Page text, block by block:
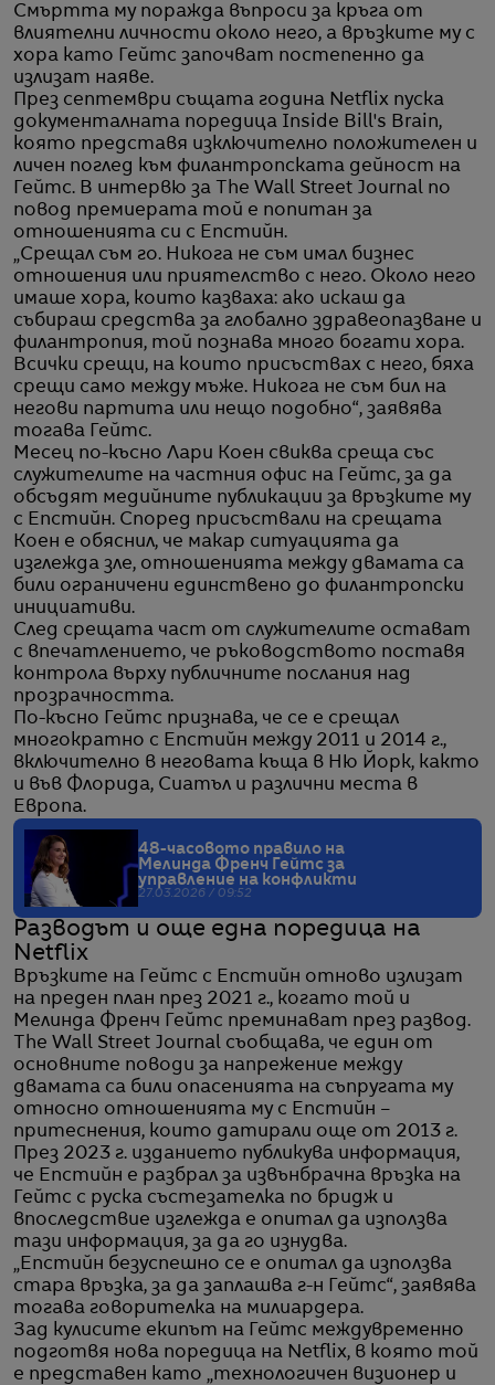
Смъртта му поражда въпроси за кръга от
влиятелни личности около него, а връзките му с
хора като Гейтс започват постепенно да
излизат наяве.
През септември същата година Netflix пуска
документалната поредица Inside Bill's Brain,
която представя изключително положителен и
личен поглед към филантропската дейност на
Гейтс. В интервю за The Wall Street Journal по
повод премиерата той е попитан за
отношенията си с Епстийн.
„Срещал съм го. Никога не съм имал бизнес
отношения или приятелство с него. Около него
имаше хора, които казваха: ако искаш да
събираш средства за глобално здравеопазване и
филантропия, той познава много богати хора.
Всички срещи, на които присъствах с него, бяха
срещи само между мъже. Никога не съм бил на
негови партита или нещо подобно“, заявява
тогава Гейтс.
Месец по-късно Лари Коен свиква среща със
служителите на частния офис на Гейтс, за да
обсъдят медийните публикации за връзките му
с Епстийн. Според присъствали на срещата
Коен е обяснил, че макар ситуацията да
изглежда зле, отношенията между двамата са
били ограничени единствено до филантропски
инициативи.
След срещата част от служителите остават
с впечатлението, че ръководството поставя
контрола върху публичните послания над
прозрачността.
По-късно Гейтс признава, че се е срещал
многократно с Епстийн между 2011 и 2014 г.,
включително в неговата къща в Ню Йорк, както
и във Флорида, Сиатъл и различни места в
Европа.
48-часовото правило на
Мелинда Френч Гейтс за
управление на конфликти
27.03.2026 / 09:52
Разводът и още една поредица на
Netflix
Връзките на Гейтс с Епстийн отново излизат
на преден план през 2021 г., когато той и
Мелинда Френч Гейтс преминават през развод.
The Wall Street Journal съобщава, че един от
основните поводи за напрежение между
двамата са били опасенията на съпругата му
относно отношенията му с Епстийн –
притеснения, които датирали още от 2013 г.
През 2023 г. изданието публикува информация,
че Епстийн е разбрал за извънбрачна връзка на
Гейтс с руска състезателка по бридж и
впоследствие изглежда е опитал да използва
тази информация, за да го изнудва.
„Епстийн безуспешно се е опитал да използва
стара връзка, за да заплашва г-н Гейтс“, заявява
тогава говорителка на милиардера.
Зад кулисите екипът на Гейтс междувременно
подготвя нова поредица на Netflix, в която той
е представен като „технологичен визионер и